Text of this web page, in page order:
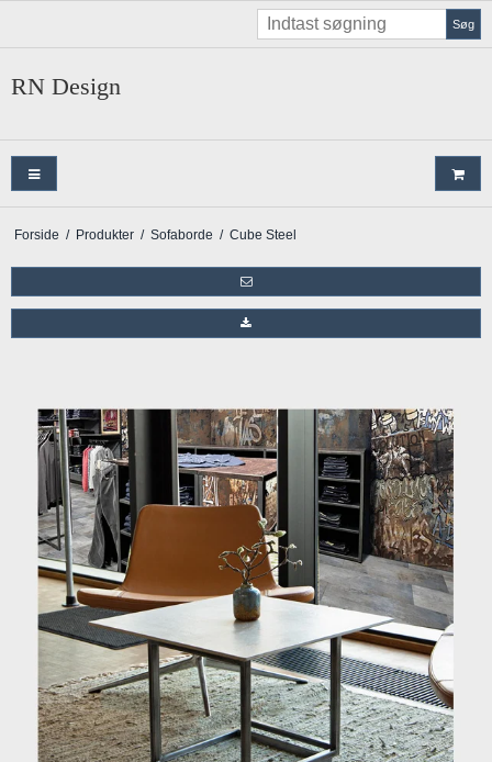
Søg
RN Design
Forside / Produkter / Sofaborde / Cube Steel